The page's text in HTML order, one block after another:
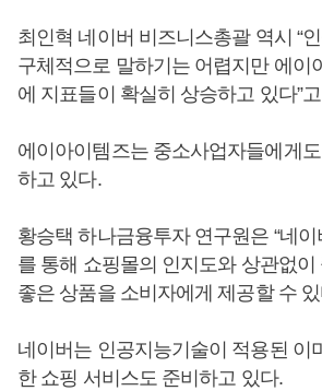
최인혁 네이버 비즈니스총괄 역시 “
구체적으로 말하기는 어렵지만 에이
에 지표들이 확실히 상승하고 있다”
에이아이템즈는 중소사업자들에게
하고 있다.
황승택 하나금융투자 연구원은 “네
를 통해 쇼핑몰의 인지도와 상관없
좋은 상품을 소비자에게 제공할 수
네이버는 인공지능기술이 적용된 이
한 쇼핑 서비스도 준비하고 있다.